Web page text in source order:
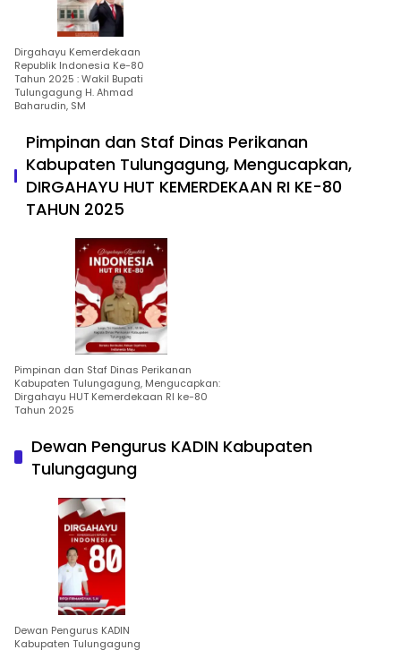
Dirgahayu Kemerdekaan
Republik Indonesia Ke-80
Tahun 2025 : Wakil Bupati
Tulungagung H. Ahmad
Baharudin, SM
Pimpinan dan Staf Dinas Perikanan
Kabupaten Tulungagung, Mengucapkan,
DIRGAHAYU HUT KEMERDEKAAN RI KE-80
TAHUN 2025
Pimpinan dan Staf Dinas Perikanan
Kabupaten Tulungagung, Mengucapkan:
Dirgahayu HUT Kemerdekaan RI ke-80
Tahun 2025
Dewan Pengurus KADIN Kabupaten
Tulungagung
Dewan Pengurus KADIN
Kabupaten Tulungagung